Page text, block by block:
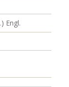
Engl.